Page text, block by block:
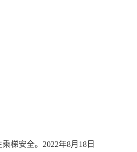
梯安全。2022年8月18 日